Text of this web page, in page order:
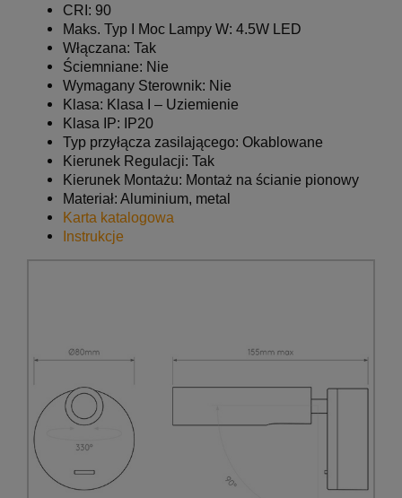
CRI: 90
Maks. Typ I Moc Lampy W: 4.5W LED
Włączana: Tak
Ściemniane: Nie
Wymagany Sterownik: Nie
Klasa: Klasa I – Uziemienie
Klasa IP: IP20
Typ przyłącza zasilającego: Okablowane
Kierunek Regulacji: Tak
Kierunek Montażu: Montaż na ścianie pionowy
Materiał: Aluminium, metal
Karta katalogowa
Instrukcje